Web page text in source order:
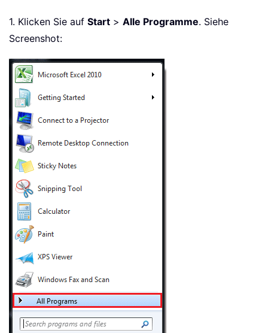
1. Klicken Sie auf Start > Alle Programme. Siehe
Screenshot: